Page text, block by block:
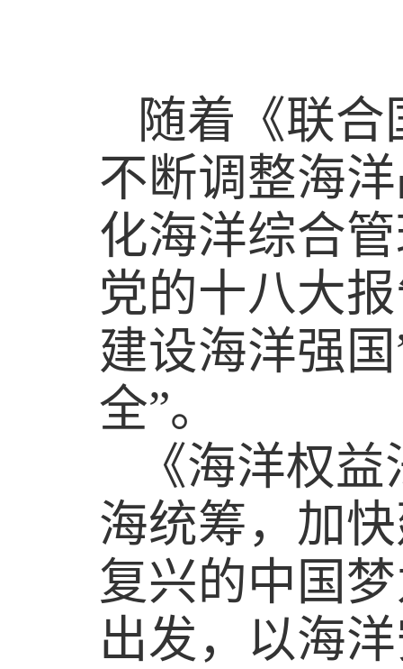
随着《联
不断调整海
化海洋综合
党的十八大
建设海洋强
全”。
《海洋权
海统筹，加
复兴的中国
出发，以海